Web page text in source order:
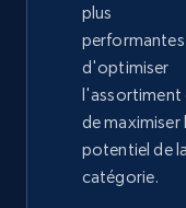
Home Depot
using specified
URL, Domain,
Sku, Product id,
and more.
plus
d'optimiser
l'assortiment
de maximiser
potentiel de la
catégorie.